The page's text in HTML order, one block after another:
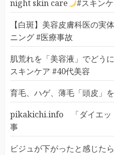
night skin care
#スキン
【白斑】美容皮膚科医の実
ニング #医療事故
肌荒れを「美容液」でどう
スキンケア #40代美容
育毛、ハゲ、薄毛「頭皮」
pikakichi.info 「ダイエッ
事
ビジュが下がったと感じた